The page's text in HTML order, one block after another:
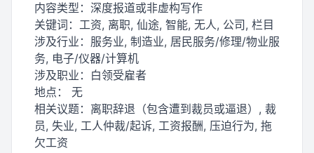
内容类型： 深度报道或非虚构写作
关键词： 工资, 离职, 仙途, 智能, 无人, 公司, 栏目
涉及行业： 服务业, 制造业, 居民服务/修理/物业服
务, 电子/仪器/计算机
涉及职业： 白领受雇者
地点： 无
相关议题： 离职辞退（包含遭到裁员或逼退）, 裁
员, 失业, 工人仲裁/起诉, 工资报酬, 压迫行为, 拖
欠工资